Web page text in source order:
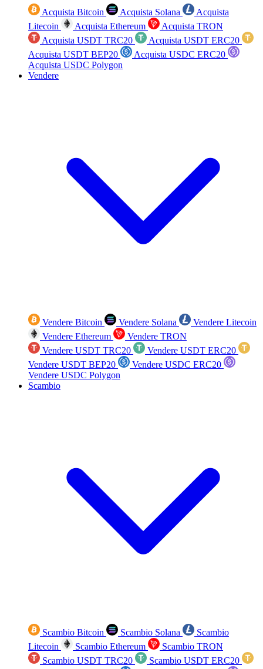
Acquista Bitcoin Acquista Solana
Acquista
Litecoin
Acquista Ethereum
Acquista TRON
Acquista USDT TRC20
Acquista USDT ERC20
Acquista USDT BEP20
Acquista USDC ERC20
Acquista USDC Polygon
Vendere
Vendere Bitcoin Vendere Solana
Vendere Litecoin
Vendere Ethereum
Vendere TRON
Vendere USDT TRC20
Vendere USDT ERC20
Vendere USDT BEP20
Vendere USDC ERC20
Vendere USDC Polygon
Scambio
Scambio Bitcoin Scambio Solana
Scambio
Litecoin
Scambio Ethereum
Scambio TRON
Scambio USDT TRC20
Scambio USDT ERC20